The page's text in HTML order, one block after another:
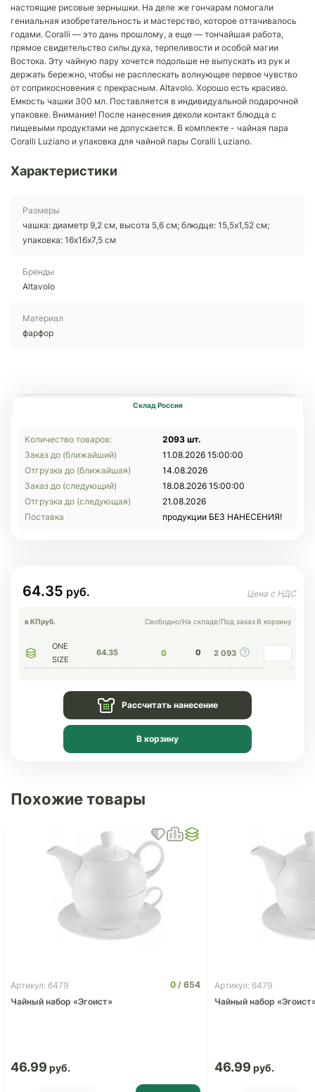
настоящие рисовые зернышки. На деле же гончарам помогали
гениальная изобретательность и мастерство, которое оттачивалось
годами. Coralli — это дань прошлому, а еще — тончайшая работа,
прямое свидетельство силы духа, терпеливости и особой магии
Востока. Эту чайную пару хочется подольше не выпускать из рук и
держать бережно, чтобы не расплескать волнующее первое чувство
от соприкосновения с прекрасным. Altavolo. Хорошо есть красиво.
Емкость чашки 300 мл. Поставляется в индивидуальной подарочной
упаковке. Внимание! После нанесения деколи контакт блюдца с
пищевыми продуктами не допускается. В комплекте - чайная пара
Coralli Luziano и упаковка для чайной пары Coralli Luziano.
Характеристики
Размеры
чашка: диаметр 9,2 см, высота 5,6 см; блюдце: 15,5x1,52 см;
упаковка: 16х16х7,5 см
Бренды
Altavolo
Материал
фарфор
Склад Россия
Количество товаров:
2093 шт.
Заказ до (ближайший)
11.08.2026 15:00:00
Отгрузка до (ближайшая)
14.08.2026
Заказ до (следующий)
18.08.2026 15:00:00
Отгрузка до (следующая)
21.08.2026
Поставка
продукции БЕЗ НАНЕСЕНИЯ!
64.35
в КПруб. Свободно/На складе/Под заказ В корзину
ONE
SIZE
64.35 0 0 2 093
Рассчитать нанесение
В корзину
Похожие товары
Артикул: 6479 0
654
Чайный набор «Эгоист»
46.99
Артикул: 6479
Чайный набор
46.99